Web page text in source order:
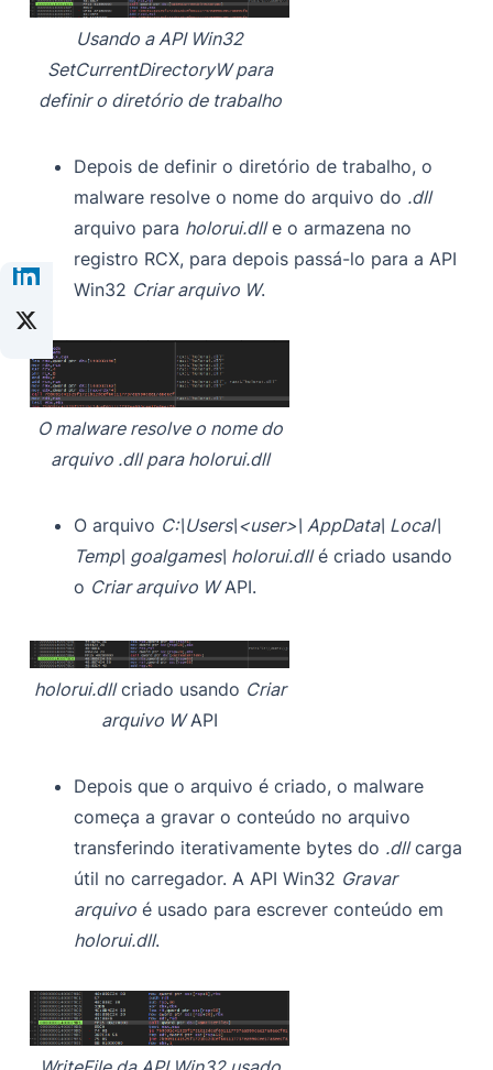
Usando a API Win32
SetCurrentDirectoryW para
definir o diretório de trabalho
Depois de definir o diretório de trabalho, o
malware resolve o nome do arquivo do .dll
arquivo para holorui.dlle o armazena no
registro RCX, para depois passá-lo para a API
Win32 Criar arquivo W.
O malware resolve o nome do
arquivo .dll para holorui.dll
O arquivo C:\Users\<user>\ AppData\ Local\
Temp\ goalgames\ holorui.dllé criado usando
o Criar arquivo WAPI.
holorui.dllcriado usando Criar
arquivo WAPI
Depois que o arquivo é criado, o malware
começa a gravar o conteúdo no arquivo
transferindo iterativamente bytes do .dllcarga
útil no carregador. A API Win32 Gravar
arquivo é usado para escrever conteúdo em
holorui.dll.